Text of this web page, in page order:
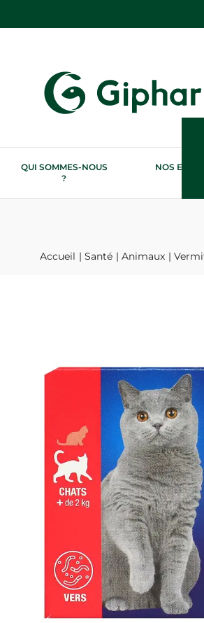
QUI SOMMES-NOUS
?
NOS
Accueil Santé Animaux